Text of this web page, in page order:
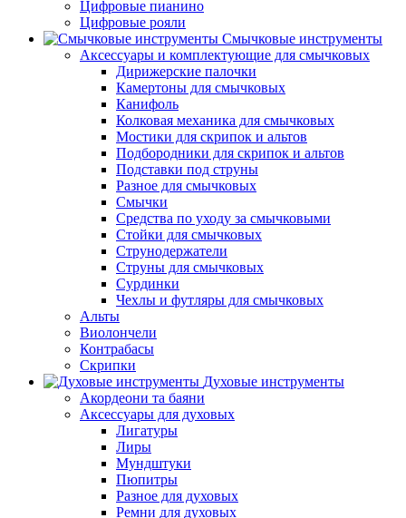
Цифровые пианино
Цифровые рояли
Смычковые инструменты
Аксессуары и комплектующие для смычковых
Дирижерские палочки
Камертоны для смычковых
Канифоль
Колковая механика для смычковых
Мостики для скрипок и альтов
Подбородники для скрипок и альтов
Подставки под струны
Разное для смычковых
Смычки
Средства по уходу за смычковыми
Стойки для смычковых
Струнодержатели
Струны для смычковых
Сурдинки
Чехлы и футляры для смычковых
Альты
Виолончели
Контрабасы
Скрипки
Духовые инструменты
Акордеони та баяни
Аксессуары для духовых
Лигатуры
Лиры
Мундштуки
Пюпитры
Разное для духовых
Ремни для духовых